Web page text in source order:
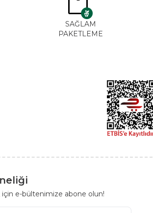
SAĞLAM
PAKETLEME
e-bültenimize abone olun!